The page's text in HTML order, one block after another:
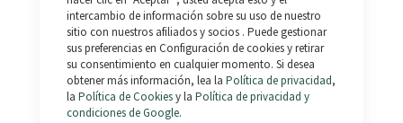
intercambio de información sobre su uso de nuestro
sitio con nuestros afiliados y socios . Puede gestionar
sus preferencias en Configuración de cookies y retirar
su consentimiento en cualquier momento. Si desea
obtener más información, lea la Política de privacidad,
la Política de Cookiesy la Política de privacidad y
condiciones de Google.